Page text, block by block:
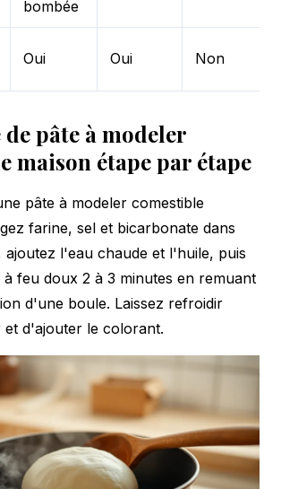
bombée
Oui Oui Non
pâte à modeler
maison étape par étape
pâte à modeler comestible
farine, sel et bicarbonate dans
ajoutez l'eau chaude et l'huile, puis
feu doux 2 à 3 minutes en remuant
d'une boule. Laissez refroidir
et d'ajouter le colorant.